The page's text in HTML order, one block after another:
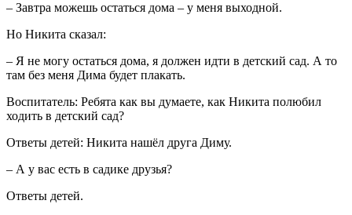
– Завтра можешь остаться дома – у меня выходной.
Но Никита сказал:
– Я не могу остаться дома, я должен идти в детский сад. А то
там без меня Дима будет плакать.
Воспитатель: Ребята как вы думаете, как Никита полюбил
ходить в детский сад?
Ответы детей: Никита нашёл друга Диму.
– А у вас есть в садике друзья?
Ответы детей.